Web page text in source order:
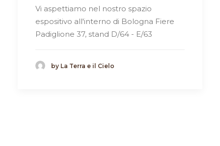
Vi aspettiamo nel nostro spazio
espositivo all'interno di Bologna Fiere
Padiglione 37, stand D/64 - E/63
by La Terra e il Cielo